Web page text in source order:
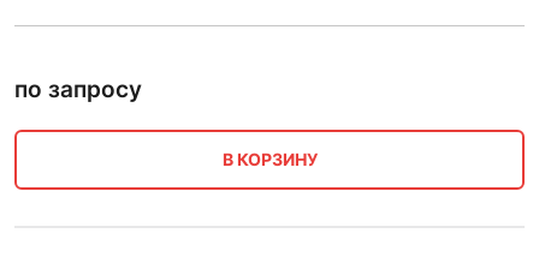
по запросу
В КОРЗИНУ